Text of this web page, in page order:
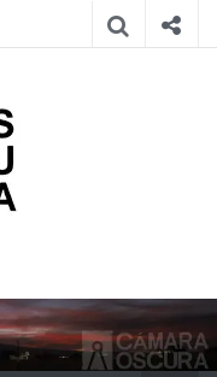
Cámara
Oscura